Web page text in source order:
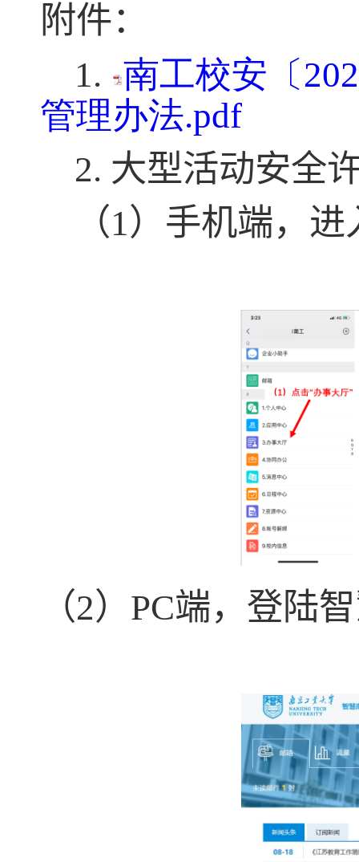
附件：
1. 南工校安〔
管理办法.pdf
2. 大型活动安全
（1）手机端，进
（2） PC端，登陆